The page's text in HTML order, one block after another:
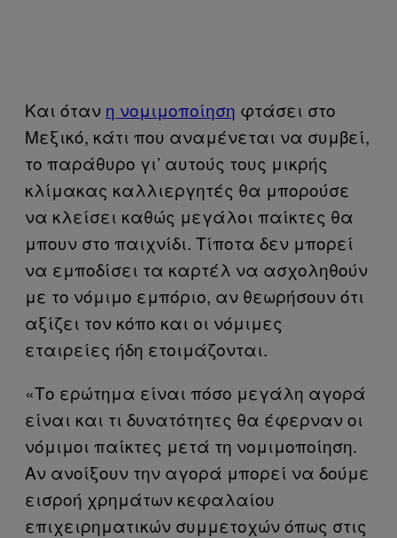
Και όταν η νομιμοποίηση φτάσει στο
Μεξικό, κάτι που αναμένεται να συμβεί,
το παράθυρο γι’ αυτούς τους μικρής
κλίμακας καλλιεργητές θα μπορούσε
να κλείσει καθώς μεγάλοι παίκτες θα
μπουν στο παιχνίδι. Τίποτα δεν μπορεί
να εμποδίσει τα καρτέλ να ασχοληθούν
με το νόμιμο εμπόριο, αν θεωρήσουν ότι
αξίζει τον κόπο και οι νόμιμες
εταιρείες ήδη ετοιμάζονται.
«Το ερώτημα είναι πόσο μεγάλη αγορά
είναι και τι δυνατότητες θα έφερναν οι
νόμιμοι παίκτες μετά τη νομιμοποίηση.
Αν ανοίξουν την αγορά μπορεί να δούμε
εισροή χρημάτων κεφαλαίου
επιχειρηματικών συμμετοχών όπως στις